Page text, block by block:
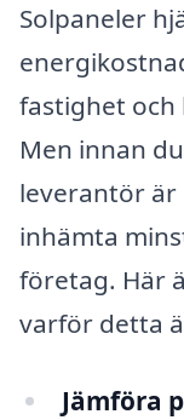
Solpaneler
fastighet
Men innan
leverantör är
inhämta
företag. Här
varför detta
Jämföra